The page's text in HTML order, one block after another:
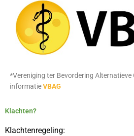
*Vereniging ter Bevordering Alternatieve
informatieVBAG
Klachten?
Klachtenregeling: